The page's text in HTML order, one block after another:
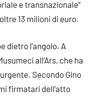
e transnazionale”
13 milioni di euro.
dietro l’angolo. A
all’Ars, che ha
Secondo Gino
firmatari dell’atto